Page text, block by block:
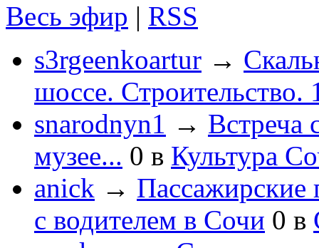
Весь эфир | RSS
s3rgeenkoartur →
шоссе. Строительство.
snarodnyn1 → Встреча
музее... 0 в Культура
anick → Пассажирские
с водителем в Сочи 0 в